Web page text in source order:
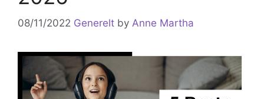
08/11/2022 Generelt by Anne Martha